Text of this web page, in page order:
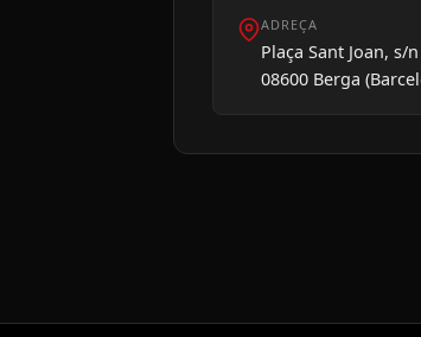
ADREÇA
Plaça Sant Joan, s/n
08600 Berga